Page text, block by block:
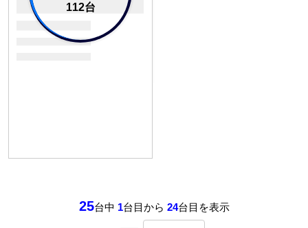
112台
25台中 1台目から 24台目を表示